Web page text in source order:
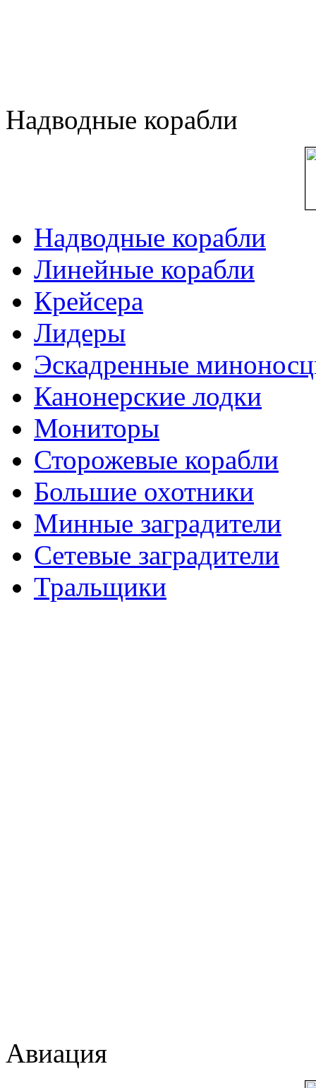
Надводные корабли
Надводные корабли
Линейные корабли
Крейсера
Лидеры
Эскадренные
Канонерские лодки
Мониторы
Сторожевые корабли
Большие охотники
Минные заградители
Сетевые заградители
Тральщики
Авиация